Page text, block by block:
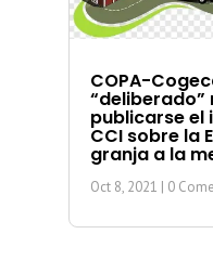
COPA-
“deliberado”
publicarse el
CCI sobre la
granja a la
Oct 8, 2021 | 0